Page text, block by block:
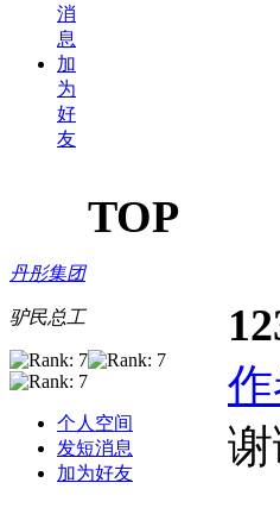
消
息
加
为
好
友
TOP
丹彤集团
驴民总工
个人空间
发短消息
加为好友